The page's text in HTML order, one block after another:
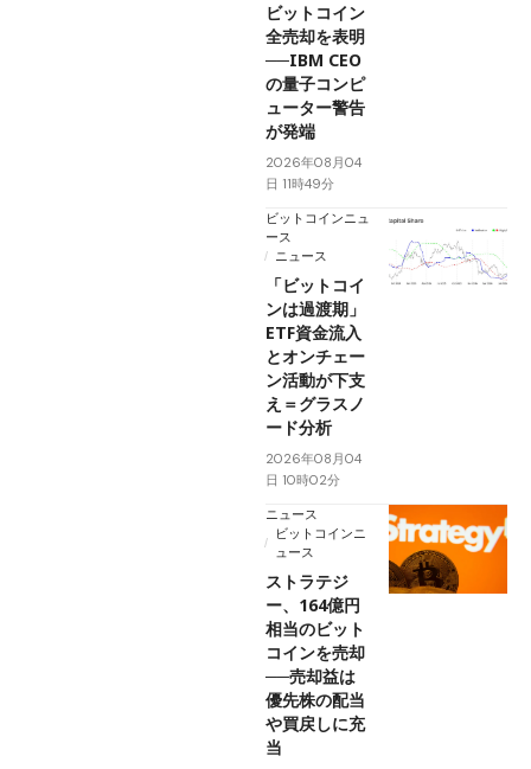
ビットコイン
全売却を表明
──IBM CEO
の量子コンピ
ューター警告
が発端
2026年08月04
日 11時49分
ビットコインニュ
ース
ニュース
「ビットコイ
ンは過渡期」
ETF資金流入
とオンチェー
ン活動が下支
え＝グラスノ
ード分析
2026年08月04
日 10時02分
ニュース
ビットコインニ
ュース
ストラテジ
ー、164億円
相当のビット
コインを売却
──売却益は
優先株の配当
や買戻しに充
当